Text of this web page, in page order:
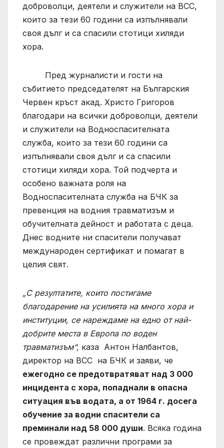
доброволци, деятели и служители на ВСС,
които за тези 60 години са изпълнявали
своя дълг и са спасили стотици хиляди
хора.
Пред журналисти и гости на
събитието председателят на Българския
Червен кръст акад. Христо Григоров
благодари на всички доброволци, деятели
и служители на Водноспасителната
служба, които за тези 60 години са
изпълнявали своя дълг и са спасили
стотици хиляди хора. Той подчерта и
особено важната роля на
Водноспасителната служба на БЧК за
превенция на водния травматизъм и
обучителната дейност и работата с деца.
Днес водните ни спасители получават
международен сертификат и помагат в
целия свят.
„С резултатите, които постигаме
благодарение на усилията на много хора и
институции, се нареждаме на едно от най-
добрите места в Европа по воден
травматизъм“, каза Антон Налбантов,
директор на ВСС на БЧК и заяви, че
ежегодно се предотвратяват над 3 000
инцидента с хора, попаднали в опасна
ситуация във водата, а от 1964 г. досега
обучение за водни спасители са
преминали над 58 000 души. Всяка година
се провеждат различни програми за